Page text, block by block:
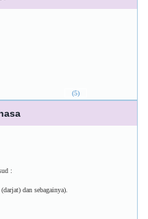
(5)
:
dan sebagainya).